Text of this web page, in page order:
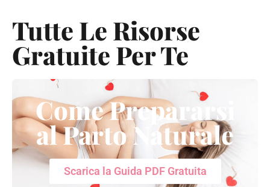
Tutte Le Risorse
Gratuite Per Te
Come Prepararsi
al Parto Naturale
Scarica la Guida PDF Gratuita